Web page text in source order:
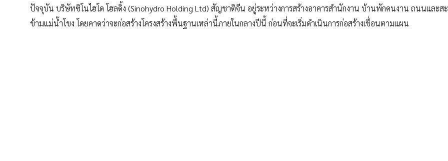
ปัจจุบัน บริษัทซิโนไฮโด โฮลดิ้ง (Sinohydro Holding Ltd) สัญชาติจีน อยู่ระหว่างการสร้างอาคารสำนักงาน บ้านพักคนงาน ถนนและส
ข้ามแม่น้ำโขง โดยคาดว่าจะก่อสร้างโครงสร้างพื้นฐานเหล่านี้ภายในกลางปีนี้ ก่อนที่จะเริ่มดำเนินการก่อสร้างเขื่อนตามแผน